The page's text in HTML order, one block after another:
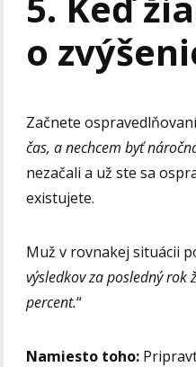
o
Začnete
čas, a nechcem byť
nezačali a už ste sa
existujete.
Muž v rovnakej situácii
výsledkov za posledný rok
percent.“
Namiesto toho: